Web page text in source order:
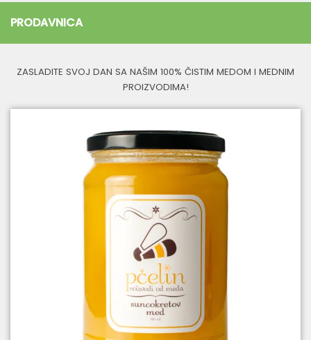
PRODAVNICA
ZASLADITE SVOJ DAN SA NAŠIM 100% ČISTIM MEDOM I MEDNIM
PROIZVODIMA!